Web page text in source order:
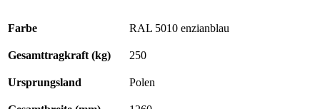
Farbe RAL 5010 enzianblau
Gesamttragkraft (kg) 250
Ursprungsland Polen